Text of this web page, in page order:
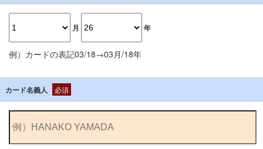
月 年
例）カードの表記03/18→03月/18年
カード名義人 必須